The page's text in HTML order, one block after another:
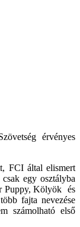
érvényes
FCI által elismert
egy osztályba
Puppy, Kölyök és
fajta nevezése
számolható első